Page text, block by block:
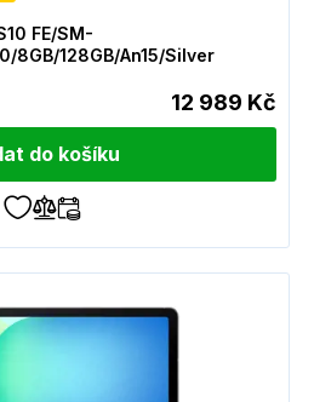
FE/SM-
8GB/128GB/An15/Silver
12 989 Kč
do košíku